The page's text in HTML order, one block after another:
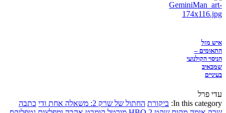
איש מזל
התאומים –
הניסוי הקולנועי
שמכאיב
בעיניים
עדי פרל
In this category: ביקורת החתול של שרק 2: משאלה אחת ודי
כתבה